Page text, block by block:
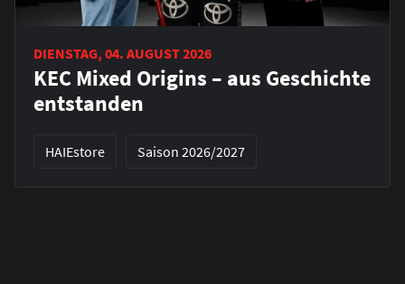
DIENSTAG, 04. AUGUST 2026
KEC Mixed Origins – aus Geschichte
entstanden
HAIEstore Saison 2026/2027